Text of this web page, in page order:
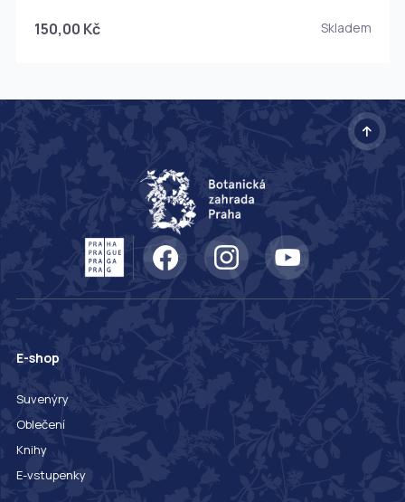
150,00 Kč Skladem
E-shop
Suvenýry
Oblečení
Knihy
E-vstupenky